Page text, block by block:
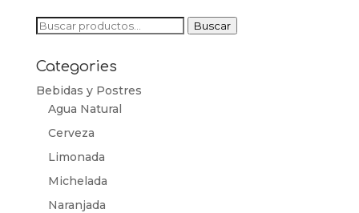
Buscar
Buscar
Categories
Bebidas y Postres
Agua Natural
Cerveza
Limonada
Michelada
Naranjada